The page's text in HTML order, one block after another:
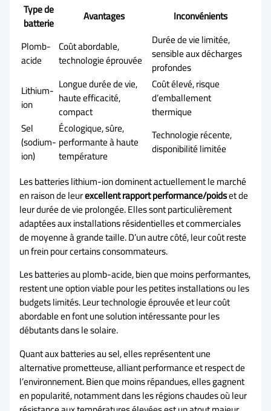
Type de
batterie Avantages
Inconvénients
Plomb-
acide
Coût abordable,
technologie éprouvée
Durée de vie limitée,
sensible aux décharges
profondes
Lithium-
ion
Longue durée de vie,
haute efficacité,
compact
Coût élevé, risque
d’emballement
thermique
Sel
(sodium-
ion)
Écologique, sûre,
performante à haute
température
Technologie récente,
disponibilité limitée
Les batteries lithium-ion dominent actuellement le marché
en raison de leurexcellent rapport performance/poidset de
leur durée de vie prolongée. Elles sont particulièrement
adaptées aux installations résidentielles et commerciales
de moyenne à grande taille. D’un autre côté, leur coût reste
un frein pour certains consommateurs.
Les batteries au plomb-acide, bien que moins performantes,
restent une option viable pour les petites installations ou les
budgets limités. Leur technologie éprouvée et leur coût
abordable en font une solution intéressante pour les
débutants dans le solaire.
Quant aux batteries au sel, elles représentent une
alternative prometteuse, alliant performance et respect de
l’environnement. Bien que moins répandues, elles gagnent
en popularité, notamment dans les régions chaudes où leur